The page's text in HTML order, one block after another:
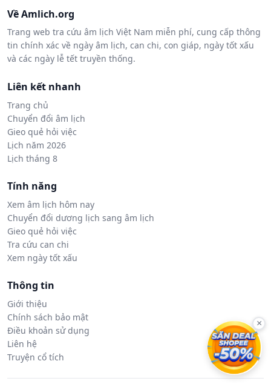
Về Amlich.org
Trang web tra cứu âm lịch Việt Nam miễn phí, cung cấp thông
tin chính xác về ngày âm lịch, can chi, con giáp, ngày tốt xấu
và các ngày lễ tết truyền thống.
Liên kết nhanh
Trang chủ
Chuyển đổi âm lịch
Gieo quẻ hỏi việc
Lịch năm 2026
Lịch tháng 8
Tính năng
Xem âm lịch hôm nay
Chuyển đổi dương lịch sang âm lịch
Gieo quẻ hỏi việc
Tra cứu can chi
Xem ngày tốt xấu
Thông tin
Giới thiệu
Chính sách bảo mật
Điều khoản sử dụng
Liên hệ
Truyện cổ tích
×